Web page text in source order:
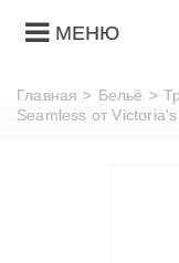
МЕНЮ
Главная > Бельё >
Seamless от